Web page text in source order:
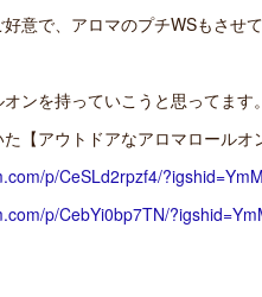
意で、アロマのプチWSもさせ
ンを持っていこうと思ってます。
【アウトドアなアロマロールオ
p/CeSLd2rpzf4/
p/CebYi0bp7TN/